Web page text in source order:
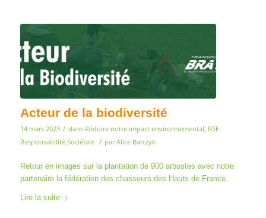
Acteur de la biodiversité
14 mars 2023 / dans Réduire notre impact environnemental, RSE
Responsabilité Sociétale
/ parAlice Barczyk
Retour en images sur la plantation de 900 arbustes avec notre
partenaire la fédération des chasseurs des Hauts de France.
Lire la suite